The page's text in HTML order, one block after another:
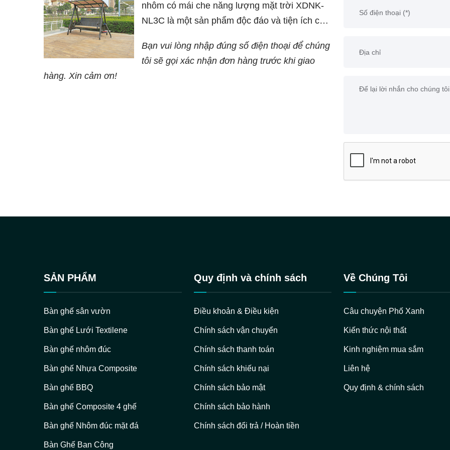
nhôm có mái che năng lượng mặt trời XDNK-
NL3C là một sản phẩm độc đáo và tiện ích cho
Bạn vui lòng nhập đúng số điện thoại để chúng
tôi sẽ gọi xác nhận đơn hàng trước khi giao
hàng. Xin cảm ơn!
SẢN PHẨM
Bàn ghế sân vườn
Bàn ghế Lưới Textilene
Bàn ghế nhôm đúc
Bàn ghế Nhựa Composite
Bàn ghế BBQ
Bàn ghế Composite 4 ghế
Bàn ghế Nhôm đúc mặt đá
Bàn Ghế Ban Công
Quy định và chính sách
Điều khoản & Điều kiện
Chính sách vận chuyển
Chính sách thanh toán
Chính sách khiếu nại
Chính sách bảo mật
Chính sách bảo hành
Chính sách đổi trả / Hoàn tiền
Về Chúng Tôi
Câu chuyện Phố Xanh
Kiến thức nội thất
Kinh nghiệm mua sắm
Liên hệ
Quy định & chính sách